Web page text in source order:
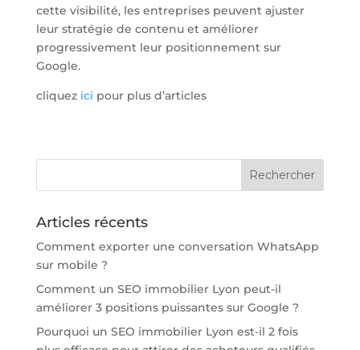
cette visibilité, les entreprises peuvent ajuster
leur stratégie de contenu et améliorer
progressivement leur positionnement sur
Google.
cliquez ici pour plus d’articles
Articles récents
Comment exporter une conversation WhatsApp
sur mobile ?
Comment un SEO immobilier Lyon peut-il
améliorer 3 positions puissantes sur Google ?
Pourquoi un SEO immobilier Lyon est-il 2 fois